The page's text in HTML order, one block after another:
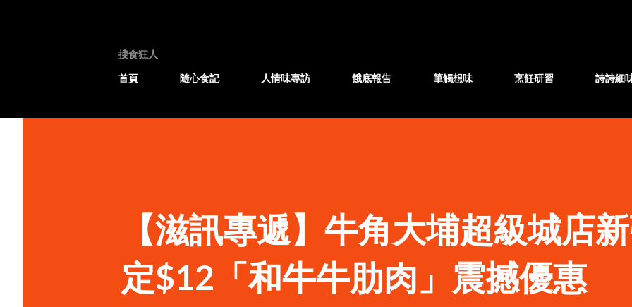
搜食狂人
首頁
隨心食記 人情味專訪 餓底報告 筆觸想味 烹飪研習 詩詩細
【滋訊專遞】牛角大埔超級城店
定$12「和牛牛肋肉」震撼優惠